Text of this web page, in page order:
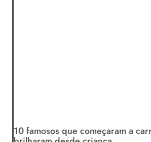
10 famosos que começaram a